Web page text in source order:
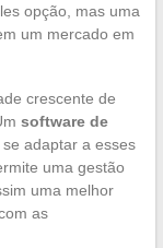
opção, mas uma
um mercado em
crescente de
software de
adaptar a esses
uma gestão
uma melhor
as